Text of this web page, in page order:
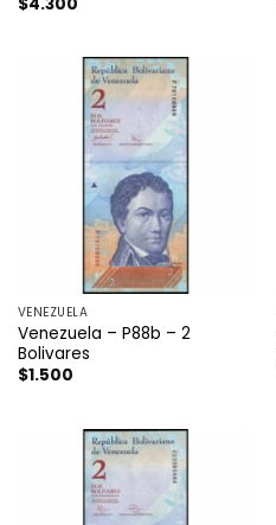
VENEZUELA
Venezuela – P88b – 2
Bolivares
$1.500